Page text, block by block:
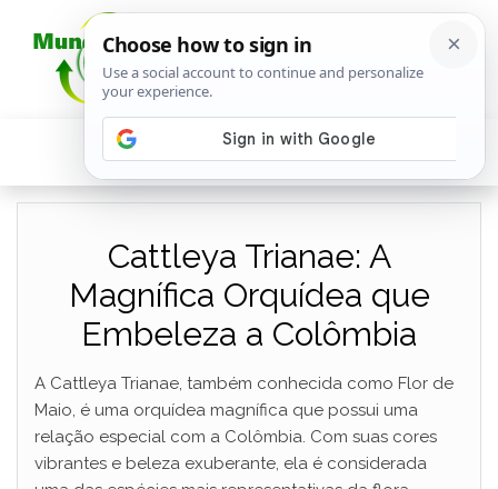
Cattleya Trianae: A
Magnífica Orquídea que
Embeleza a Colômbia
A Cattleya Trianae, também conhecida como Flor de
Maio, é uma orquídea magnífica que possui uma
relação especial com a Colômbia. Com suas cores
vibrantes e beleza exuberante, ela é considerada